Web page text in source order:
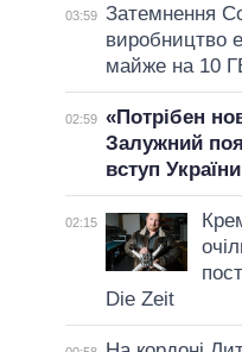
03:59 Затемнення
виробництво
майже на 10
02:59 «Потрібен
Залужний
вступ
02:15
Die Zeit